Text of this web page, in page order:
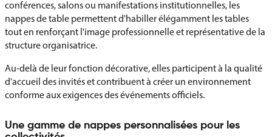
conférences, salons ou manifestations institutionnelles, les
nappes de table permettent d'habiller élégamment les tables
tout en renforçant l'image professionnelle et représentative de la
structure organisatrice.
Au-delà de leur fonction décorative, elles participent à la qualité
d'accueil des invités et contribuent à créer un environnement
conforme aux exigences des événements officiels.
Une gamme de nappes personnalisées pour les